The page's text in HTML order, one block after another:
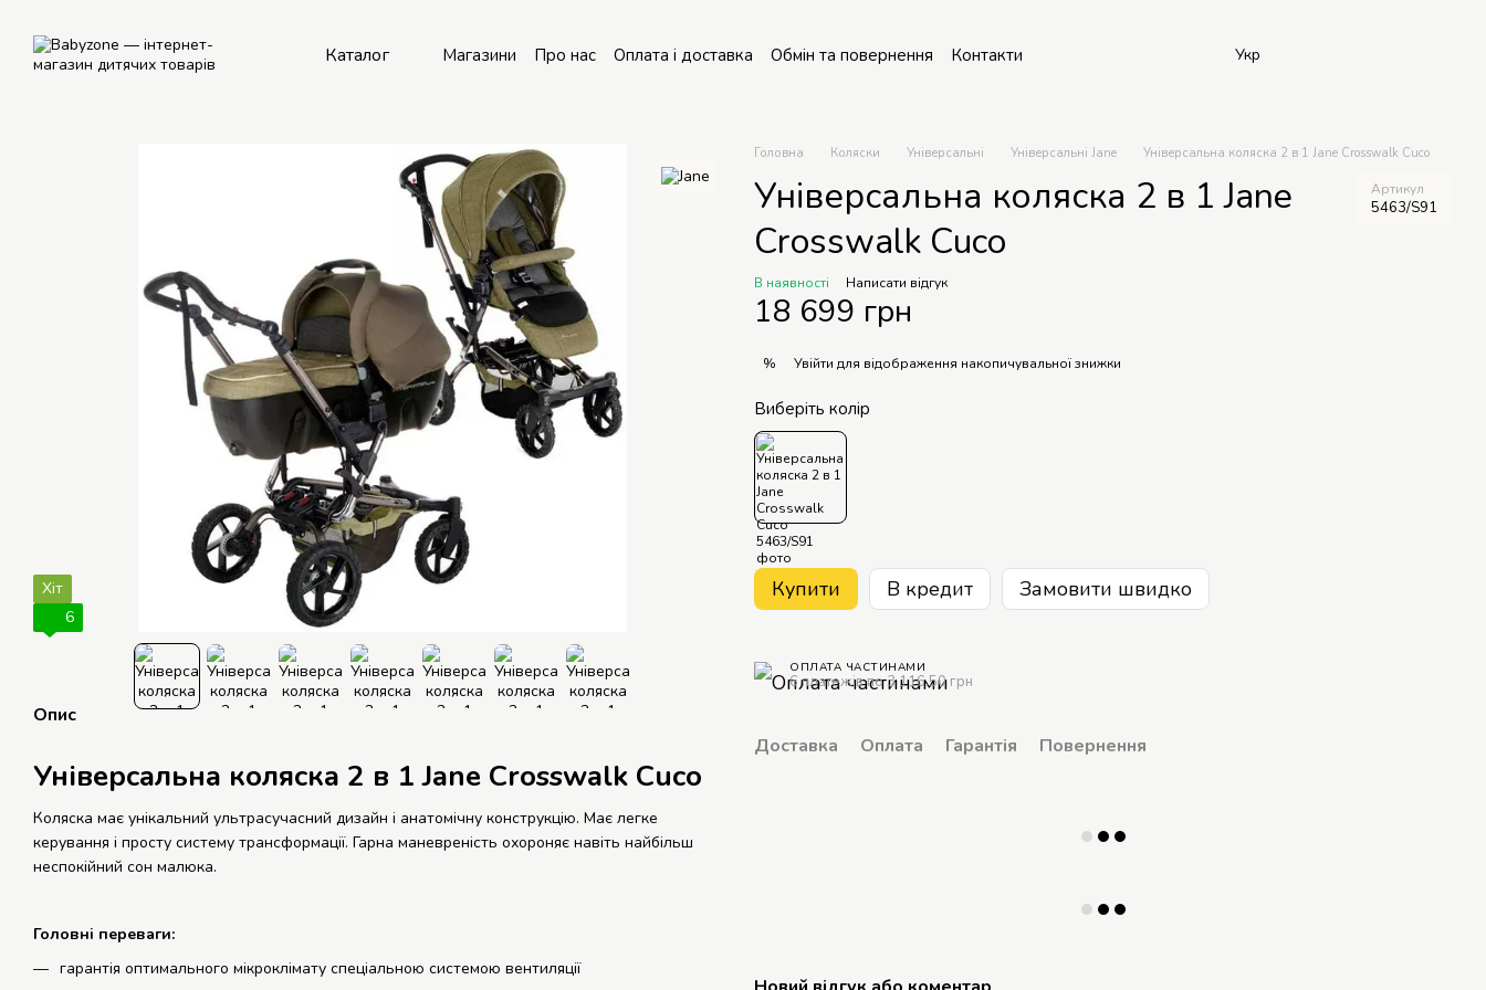
Каталог Магазини Про нас Оплата і доставка Обмін та повернення
Контакти
Укр
Хіт
6
Опис
Універсальна коляска 2 в 1 Jane Crosswalk Cuco
Коляска має унікальний ультрасучасний дизайн і анатомічну конструкцію. Має легке
керування і просту систему трансформації. Гарна маневреність охороняє навіть найбільш
неспокійний сон малюка.
Головні переваги:
гарантія оптимального мікроклімату спеціальною системою вентиляції
Головна Коляски Універсальні Універсальні Jane Універсальна коляска 2 в 1 Jane Crosswalk Cuco
Універсальна коляска 2 в 1 Jane
Crosswalk Cuco
Артикул
5463/S91
В наявності Написати відгук
18 699 грн
% Увійти для відображення накопичувальної знижки
Виберіть колір
Купити В кредит Замовити швидко
ОПЛАТА ЧАСТИНАМИ
6 платежів по 3 116.50 грн
Доставка Оплата Гарантія Повернення